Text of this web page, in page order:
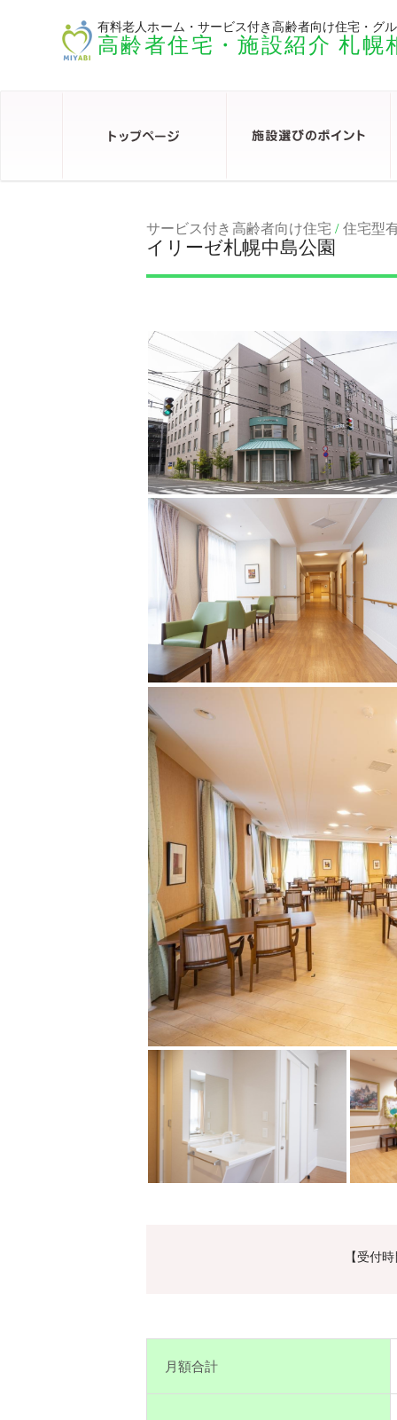
有料老人ホーム・サービス付き高齢者向け住宅・グ
高齢者住宅・施設紹介 札幌
サービス付き高齢者向け住宅 / 住宅型
イリーゼ札幌中島公園
【受付
月額合計